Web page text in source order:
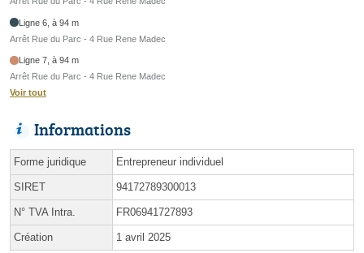
Ligne 6, à 94 m
Arrêt Rue du Parc - 4 Rue Rene Madec
Ligne 7, à 94 m
Arrêt Rue du Parc - 4 Rue Rene Madec
Voir tout
Informations
Forme juridique Entrepreneur individuel
SIRET 94172789300013
N° TVA Intra. FR06941727893
Création 1 avril 2025